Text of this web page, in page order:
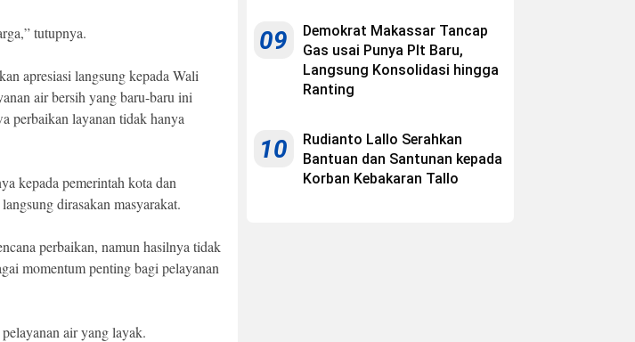
tutupnya.
apresiasi langsung kepada Wali
air bersih yang baru-baru ini
perbaikan layanan tidak hanya
kepada pemerintah kota dan
dirasakan masyarakat.
perbaikan, namun hasilnya tidak
momentum penting bagi pelayanan
air yang layak.
09
Demokrat Makassar Tancap
Gas usai Punya Plt Baru,
Langsung Konsolidasi hingga
Ranting
10
Rudianto Lallo Serahkan
Bantuan dan Santunan kepada
Korban Kebakaran Tallo